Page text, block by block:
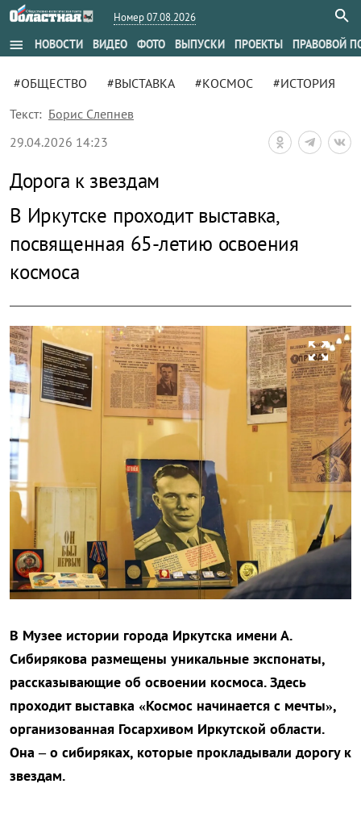
Номер 07.08.2026
menu НОВОСТИ ВИДЕО ФОТО ВЫПУСКИ ПРОЕКТЫ ПРАВОВОЙ
#ОБЩЕСТВО #ВЫСТАВКА #КОСМОС
#ИСТОРИЯ
Текст: Борис Слепнев
29.04.2026 14:23
Дорога к звездам
В Иркутске проходит выставка,
посвященная 65-летию освоения
космоса
zoom_out_map
В Музее истории города Иркутска имени А.
Сибирякова размещены уникальные экспонаты,
рассказывающие об освоении космоса. Здесь
проходит выставка «Космос начинается с мечты»,
организованная Госархивом Иркутской области.
Она – о сибиряках, которые прокладывали дорогу к
звездам.